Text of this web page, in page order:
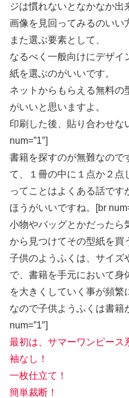
ジは慣れないとなかなか出
画像を見回ってみるのいい
また選ぶ要素として、
なるべく一般向けにデザイ
紙を選ぶのがいいです。
ネットからもらえる無料の
がいいと思いますよ。
印刷した後、貼り合わせな
num=”1″]
書籍を探すのが無難なので
て、１冊の中に１点か２点
ってことはよくある話です
ほうがいいですね。[br
小物やバッグとかだったら
から見つけてその型紙を買
子供のようふくは、サイズ
で、書籍を手元において身
を大きくしていく事が頻繁
なので子供ようふくは書籍
num=”1″]
最初は、サマーワンピース
袖なし！
一枚仕立て！
簡単裁断！